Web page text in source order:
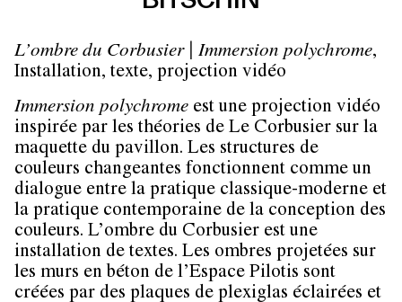
L’ombre du Corbusier | Immersion polychrome,
Installation, texte, projection vidéo
Immersion polychrome est une projection vidéo
inspirée par les théories de Le Corbusier sur la
maquette du pavillon. Les structures de
couleurs changeantes fonctionnent comme un
dialogue entre la pratique classique-moderne et
la pratique contemporaine de la conception des
couleurs. L’ombre du Corbusier est une
installation de textes. Les ombres projetées sur
les murs en béton de l’Espace Pilotis sont
créées par des plaques de plexiglas éclairées et